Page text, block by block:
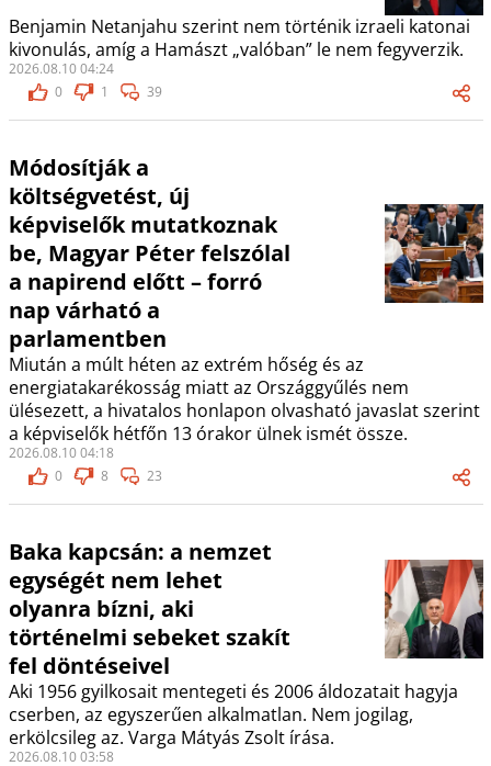
Benjamin Netanjahu szerint nem történik izraeli katonai
kivonulás, amíg a Hamászt „valóban” le nem fegyverzik.
2026.08.10 04:24
0
1 39
Módosítják a
költségvetést, új
képviselők mutatkoznak
be, Magyar Péter felszólal
a napirend előtt – forró
nap várható a
parlamentben
Miután a múlt héten az extrém hőség és az
energiatakarékosság miatt az Országgyűlés nem
ülésezett, a hivatalos honlapon olvasható javaslat szerint
a képviselők hétfőn 13 órakor ülnek ismét össze.
2026.08.10 04:18
0
8 23
Baka kapcsán: a nemzet
egységét nem lehet
olyanra bízni, aki
történelmi sebeket szakít
fel döntéseivel
Aki 1956 gyilkosait mentegeti és 2006 áldozatait hagyja
cserben, az egyszerűen alkalmatlan. Nem jogilag,
erkölcsileg az. Varga Mátyás Zsolt írása.
2026.08.10 03:58